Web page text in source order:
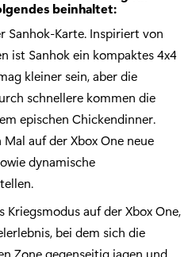
beinhaltet:
Sanhok-Karte. Inspiriert von
ist Sanhok ein kompaktes 4x4
kleiner sein, aber die
schnellere kommen die
epischen Chickendinner.
auf der Xbox One neue
dynamische
Kriegsmodus auf der Xbox One,
bei dem sich die
Zone gegenseitig jagen und